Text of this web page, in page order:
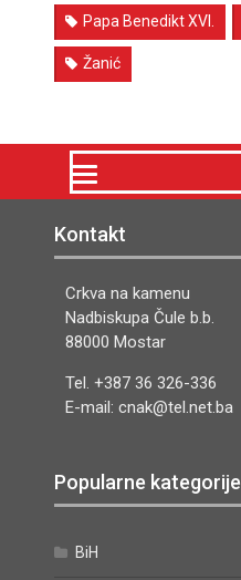
Papa Benedikt XVI.
Žanić
Kontakt
Crkva na kamenu
Nadbiskupa Čule b.b.
88000 Mostar
Tel. +387 36 326-336
E-mail: cnak@tel.net.ba
Popularne kategorije
BiH